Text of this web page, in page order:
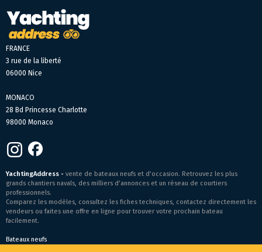
FRANCE
3 rue de la liberté
06000 Nice
MONACO
28 Bd Princesse Charlotte
98000 Monaco
YachtingAddress - vente de bateaux neufs et d’occasion. Retrouvez les plus
grands chantiers navals, des milliers d’annonces et un réseau de courtiers
professionnels.
Comparez les modèles, consultez les fiches techniques, contactez directement les
vendeurs ou faites une offre en ligne pour trouver votre prochain bateau
facilement.
Bateaux neufs